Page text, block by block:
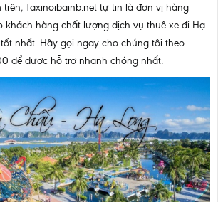
Taxinoibainb.net tự tin là đơn vị hàng
khách hàng chất lượng dịch vụ thuê xe đi Hạ
tốt nhất. Hãy gọi ngay cho chúng tôi theo
để được hỗ trợ nhanh chóng nhất.